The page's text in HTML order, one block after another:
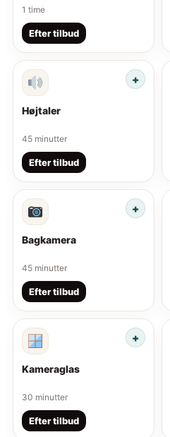
1 time
Efter tilbud
Højtaler
45 minutter
Efter tilbud
Bagkamera
45 minutter
Efter tilbud
Kameraglas
30 minutter
Efter tilbud